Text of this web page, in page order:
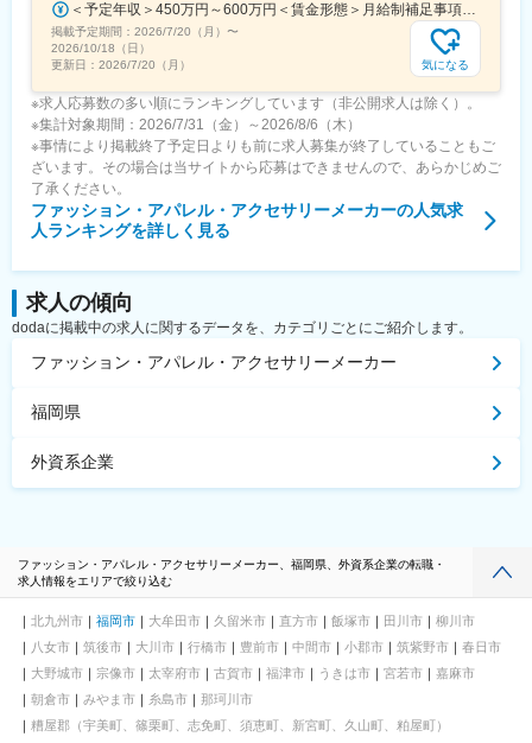
＜予定年収＞450万円～600万円＜賃金形態＞月給制補足事項なし＜賃金内訳＞月額（基本給）：324,000円～431,000円＜月給＞324,000円～431,000円＜昇給有無＞有＜残業手当＞有＜給与補足＞※経験・能力を考慮し、当社規定により決定させていただきます。■昇給：年1回■賞与：年1回（6月）賃金はあくまでも目安の金額であり、選考を通じて上下する可能性があります。月給(月額)は固定手当を含めた表記です。
掲載予定期間： 2026/7/20（月） 〜
2026/10/18（日）
更新日： 2026/7/20（月） 気になる
※求人応募数の多い順にランキングしています（非公開求人は除く）。
※集計対象期間：2026/7/31（金）～2026/8/6（木）
※事情により掲載終了予定日よりも前に求人募集が終了していることもご
ざいます。その場合は当サイトから応募はできませんので、あらかじめご
了承ください。
ファッション・アパレル・アクセサリーメーカーの人気求
人ランキングを詳しく見る
求人の傾向
dodaに掲載中の求人に関するデータを、カテゴリごとにご紹介します。
ファッション・アパレル・アクセサリーメーカー
福岡県
外資系企業
ファッション・アパレル・アクセサリーメーカー、福岡県、外資系企業の転職・
求人情報をエリアで絞り込む
北九州市 福岡市 大牟田市 久留米市 直方市 飯塚市 田川市
柳川市
八女市
筑後市 大川市 行橋市 豊前市 中間市 小郡市 筑紫野市
春日市
大野城市
宗像市 太宰府市 古賀市 福津市 うきは市 宮若市
嘉麻市
朝倉市
みやま市 糸島市
那珂川市
糟屋郡（宇美町、篠栗町、志免町、須恵町、新宮町、久山町、粕屋町）